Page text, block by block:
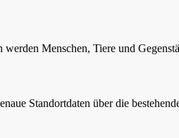
Menschen, Tiere und
Standortdaten über die